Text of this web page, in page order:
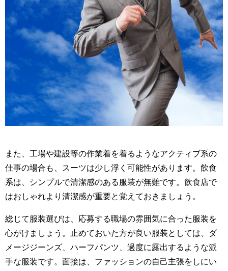
また、工場や建設等の作業着を着るようなアクティブ系の
仕事の場合も、スーツは少し浮く可能性があります。飲食
系は、シンプルで清潔感のある服装が無難です。飲食店で
はおしゃれより清潔感が重要と覚えておきましょう。
総じて服装選びは、応募する職場の雰囲気に合った服装を
心がけましょう。止めておいた方が良い服装としては、ダ
メージジーンズ、ハーフパンツ、過度に露出するような派
手な服装です。面接は、ファッションの自己主張をしにい